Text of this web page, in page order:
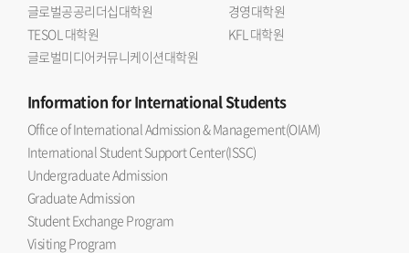
글로벌공공리더십대학원
경영대학원
TESOL 대학원
KFL 대학원
글로벌미디어커뮤니케이션대학원
Informationfor International Students
Office of International Admission & Management(OIAM)
International Student Support Center(ISSC)
Undergraduate Admission
Graduate Admission
Student Exchange Program
Visiting Program